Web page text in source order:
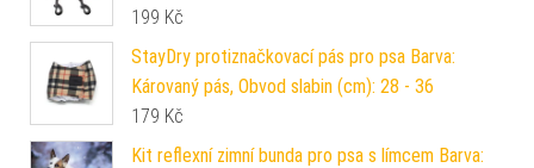
199 Kč
StayDry protiznačkovací pás pro psa Barva:
Károvaný pás, Obvod slabin (cm): 28 - 36
179 Kč
Kit reflexní zimní bunda pro psa s límcem Barva: